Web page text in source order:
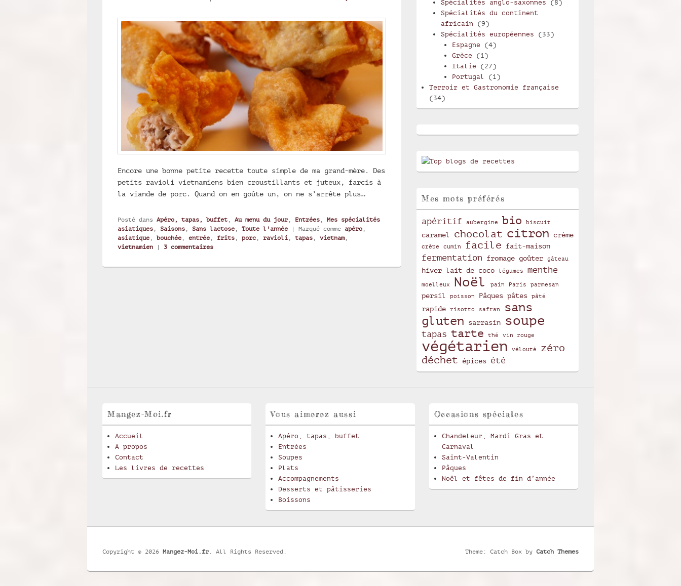
Encore une bonne petite recette toute simple de ma grand-mère. Des
petits ravioli vietnamiens bien croustillants et juteux, farcis à
la viande de porc. Quand on en goûte un, on ne s’arrête plus…
Posté dans Apéro, tapas, buffet , Au menu du jour, Entrées , Mes spécialités
asiatiques , Saisons , Sans lactose , Toute l'année | Marqué comme apéro ,
asiatique , bouchée , entrée , frits , porc , ravioli , tapas , vietnam,
vietnamien
| 3 commentaires
Spécialités anglo-saxonnes (8)
Spécialités du continent
africain (9)
Spécialités européennes (33)
Espagne (4)
Grèce (1)
Italie (27)
Portugal
(1)
Terroir et Gastronomie française
(34)
Mes mots préférés
apéritif aubergine bio biscuit
caramel chocolat citron crème
crêpe cumin facile fait-maison
fermentation fromage goûter gâteau
hiver lait de coco légumes menthe
moelleux Noël pain Paris parmesan
persil poisson Pâques pâtes pâté
rapide risotto safran
sans
gluten
sarrasin soupe
tapas tarte thé vin rouge
végétarien vélouté
zéro
déchet
épices été
Mangez-Moi.fr
Accueil
A propos
Contact
Les livres de recettes
Vous aimerez aussi
Apéro, tapas, buffet
Entrées
Soupes
Plats
Accompagnements
Desserts et pâtisseries
Boissons
Occasions spéciales
Chandeleur, Mardi Gras et
Carnaval
Saint-Valentin
Pâques
Noël et fêtes de fin d’année
Copyright © 2026 Mangez-Moi.fr. All Rights Reserved. Theme: Catch Box by Catch Themes